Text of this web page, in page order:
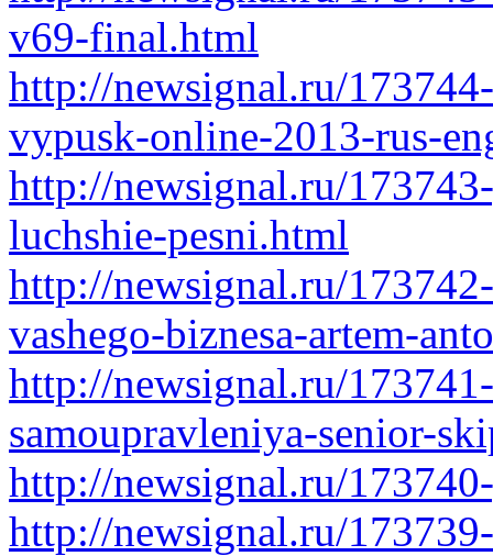
v69-final.html
http://newsignal.ru/
vypusk-online-2013-rus-
http://newsignal.ru/
luchshie-pesni.html
http://newsignal.ru/
vashego-biznesa-artem-
http://newsignal.ru/
samoupravleniya-senior-
http://newsignal.ru/
http://newsignal.ru/